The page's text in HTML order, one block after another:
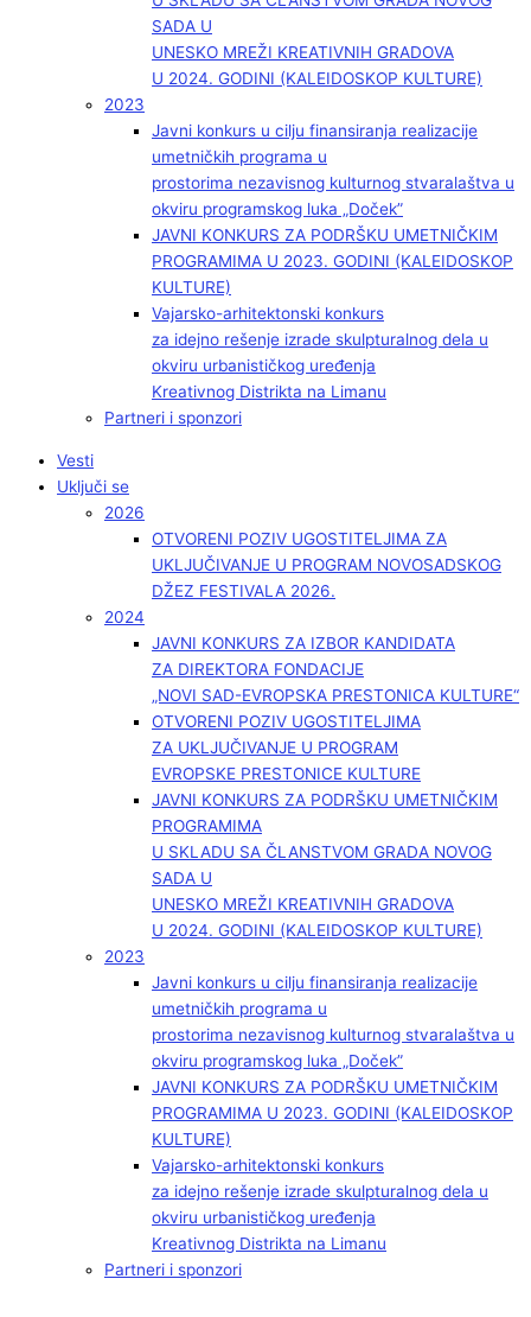
SADA U
UNESKO MREŽI KREATIVNIH GRADOVA
U 2024. GODINI (KALEIDOSKOP KULTURE)
2023
Javni konkurs u cilju finansiranja realizacije
umetničkih programa u
prostorima nezavisnog kulturnog stvaralaštva u
okviru programskog luka „Doček”
JAVNI KONKURS ZA PODRŠKU UMETNIČKIM
PROGRAMIMA U 2023. GODINI (KALEIDOSKOP
KULTURE)
Vajarsko-arhitektonski konkurs
za idejno rešenje izrade skulpturalnog dela u
okviru urbanističkog uređenja
Kreativnog Distrikta na Limanu
Partneri i sponzori
Vesti
Uključi se
2026
OTVORENI POZIV UGOSTITELJIMA ZA
UKLJUČIVANJE U PROGRAM NOVOSADSKOG
DŽEZ FESTIVALA 2026.
2024
JAVNI KONKURS ZA IZBOR KANDIDATA
ZA DIREKTORA FONDACIJE
„NOVI SAD-EVROPSKA PRESTONICA KULTURE“
OTVORENI POZIV UGOSTITELJIMA
ZA UKLJUČIVANJE U PROGRAM
EVROPSKE PRESTONICE KULTURE
JAVNI KONKURS ZA PODRŠKU UMETNIČKIM
PROGRAMIMA
U SKLADU SA ČLANSTVOM GRADA NOVOG
SADA U
UNESKO MREŽI KREATIVNIH GRADOVA
U 2024. GODINI (KALEIDOSKOP KULTURE)
2023
Javni konkurs u cilju finansiranja realizacije
umetničkih programa u
prostorima nezavisnog kulturnog stvaralaštva u
okviru programskog luka „Doček”
JAVNI KONKURS ZA PODRŠKU UMETNIČKIM
PROGRAMIMA U 2023. GODINI (KALEIDOSKOP
KULTURE)
Vajarsko-arhitektonski konkurs
za idejno rešenje izrade skulpturalnog dela u
okviru urbanističkog uređenja
Kreativnog Distrikta na Limanu
Partneri i sponzori